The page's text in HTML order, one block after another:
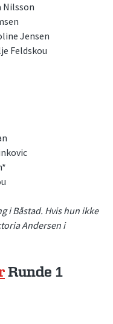
Nilsson
Jensen
Feldskou
i Båstad. Hvis hun ikke
Andersen i
Runde 1